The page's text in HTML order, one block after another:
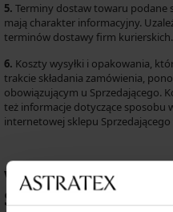
5. Terminy dostaw towaru podane
mają charakter informacyjny.
terminów dostawy firm kurierskich.
6. Koszty wysyłki i opakowania,
trakcie składania zamówienia,
obowiązującym u Sprzedającego.
też informacje dotyczące sposobu
internetowej sklepu Sprzedającego
VIII. Odstąpienie
Sprzedaży i